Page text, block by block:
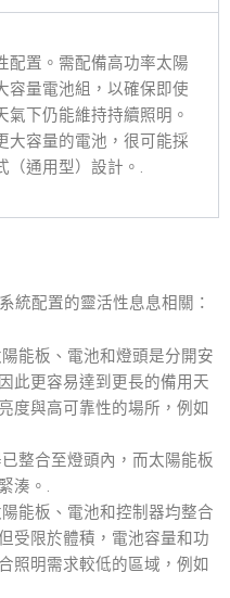
配置。需配備高功率太陽
容量電池組，以確保即使
氣下仍能維持持續照明。
大容量的電池，很可能採
（通用型）設計。.
統配置的靈活性息息相關：
能板、電池和燈頭是分開安
此更容易達到更長的備用天
度與高可靠性的場所，例如
整合至燈頭內，而太陽能板
湊。.
能板、電池和控制器均整合
受限於體積，電池容量和功
照明需求較低的區域，例如